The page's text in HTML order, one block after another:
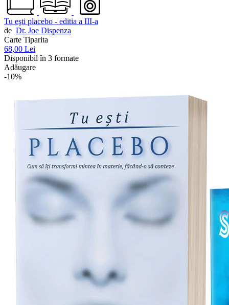
Tu eşti placebo - editia a III-a
de Dr. Joe Dispenza
Carte Tiparita
68,00 Lei
Disponibil în 3 formate
Adăugare
-10%